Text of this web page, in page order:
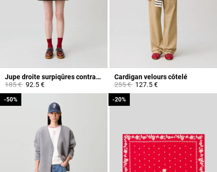
Jupe droite surpiqûres contrastées
Prix réduit à partir de
185 €à92.5 €
Cardigan velours côtelé
Prix réduit à partir de
255 €à127.5 €
-50%
-50% -20%
-20%